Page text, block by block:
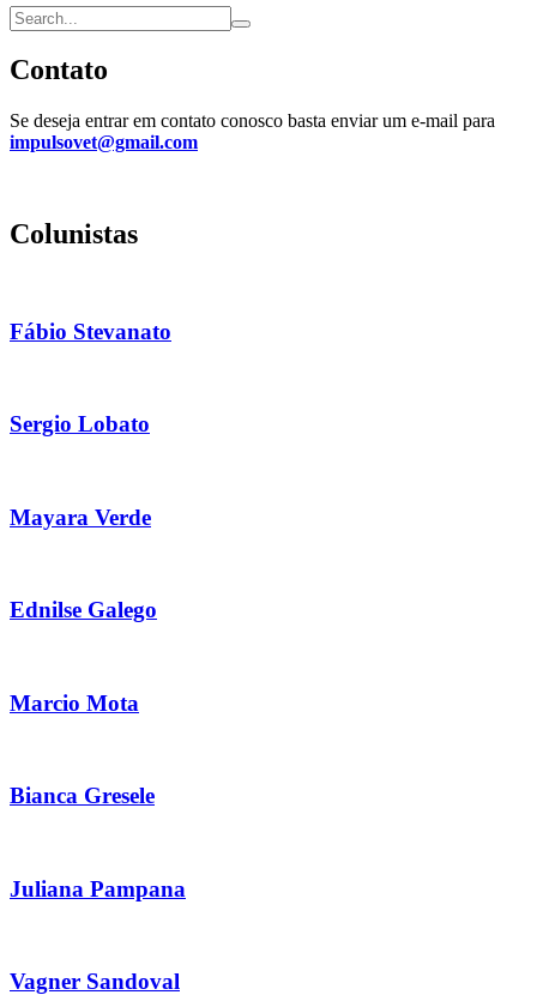
Contato
Se deseja entrar em contato conosco basta enviar um e-mail para
impulsovet@gmail.com
Colunistas
Fábio Stevanato
Sergio Lobato
Mayara Verde
Ednilse Galego
Marcio Mota
Bianca Gresele
Juliana Pampana
Vagner Sandoval